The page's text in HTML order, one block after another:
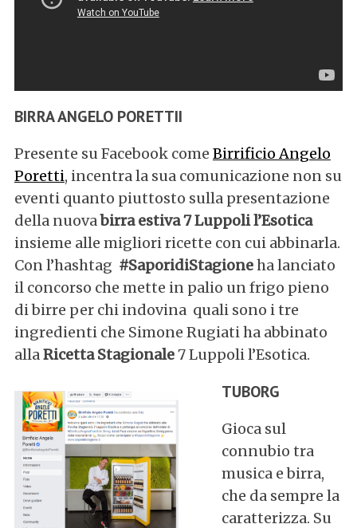
BIRRA ANGELO PORETTII
Presente su Facebook come Birrificio Angelo
Poretti, incentra la sua comunicazione non su
eventi quanto piuttosto sulla presentazione
della nuovabirra estiva 7 Luppoli l’Esotica
insieme alle migliori ricette con cui abbinarla.
Con l’hashtag #SaporidiStagioneha lanciato
il concorso che mette in palio un frigo pieno
di birre per chi indovina quali sono i tre
ingredienti che Simone Rugiati ha abbinato
allaRicetta Stagionale7 Luppoli l’Esotica.
TUBORG
Gioca sul
connubio tra
musica e birra,
che da sempre la
caratterizza. Su